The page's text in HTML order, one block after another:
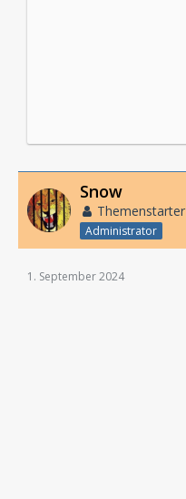
Snow
Themenstarter
Administrator
1. September 2024